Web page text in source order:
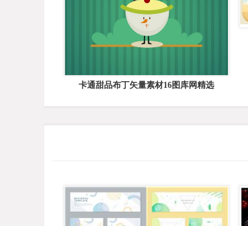
卡通甜品布丁矢量素材16图库网精选